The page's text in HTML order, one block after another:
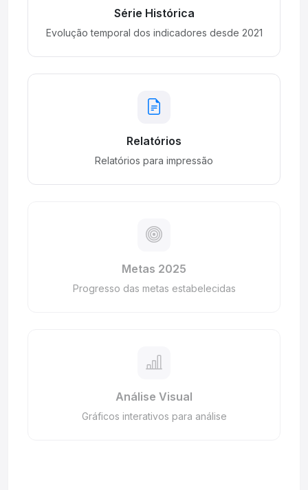
Série Histórica
Evolução temporal dos indicadores desde 2021
Relatórios
Relatórios para impressão
Metas 2025
Progresso das metas estabelecidas
Análise Visual
Gráficos interativos para análise